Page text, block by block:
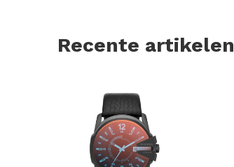
Recente artikelen